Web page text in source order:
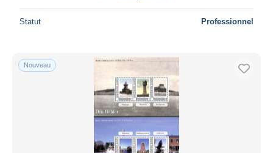
Statut Professionnel
Nouveau